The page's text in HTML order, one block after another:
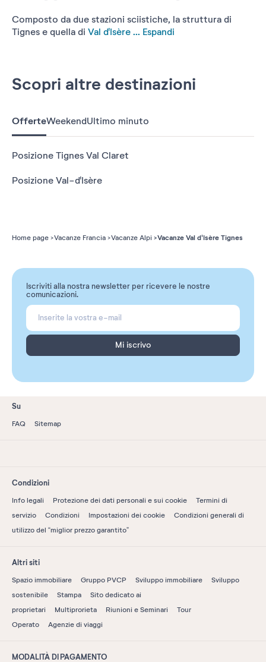
Composto da due stazioni sciistiche, la struttura di
Tignes e quella di Val d'Isère ... Espandi
Scopri altre destinazioni
OfferteWeekendUltimo minuto
Posizione Tignes Val Claret
Posizione Val-d'Isère
Home page Vacanze Francia Vacanze Alpi Vacanze Val d'Isère Tignes
Iscriviti alla nostra newsletter per ricevere le nostre
comunicazioni.
Mi iscrivo
Su
FAQ Sitemap
Condizioni
Info legali Protezione dei dati personali e sui cookie
Termini di
servizio
Condizioni Impostazioni dei cookie
Condizioni generali di
utilizzo del “miglior prezzo garantito”
Altri siti
Spazio immobiliare Gruppo PVCP Sviluppo immobiliare
Sviluppo
sostenibile
Stampa
Sito dedicato ai
proprietari
Multiprorieta Riunioni e Seminari
Tour
Operato
Agenzie di viaggi
MODALITÀ DI PAGAMENTO